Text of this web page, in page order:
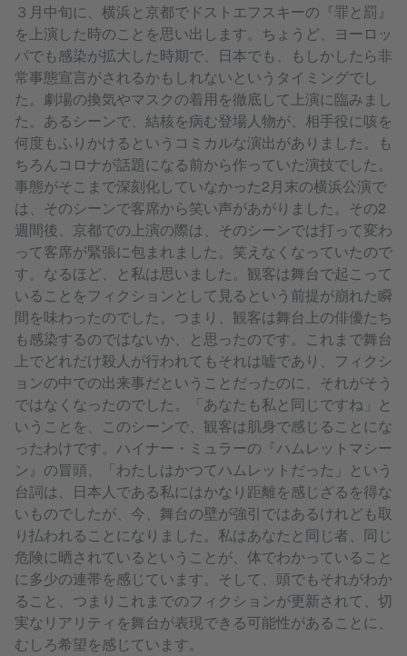
３月中旬に、横浜と京都でドストエフスキーの『罪と罰』
を上演した時のことを思い出します。ちょうど、ヨーロッ
パでも感染が拡大した時期で、日本でも、もしかしたら非
常事態宣言がされるかもしれないというタイミングでし
た。劇場の換気やマスクの着用を徹底して上演に臨みまし
た。あるシーンで、結核を病む登場人物が、相手役に咳を
何度もふりかけるというコミカルな演出がありました。も
ちろんコロナが話題になる前から作っていた演技でした。
事態がそこまで深刻化していなかった2月末の横浜公演で
は、そのシーンで客席から笑い声があがりました。その2
週間後、京都での上演の際は、そのシーンでは打って変わ
って客席が緊張に包まれました。笑えなくなっていたので
す。なるほど、と私は思いました。観客は舞台で起こって
いることをフィクションとして見るという前提が崩れた瞬
間を味わったのでした。つまり、観客は舞台上の俳優たち
も感染するのではないか、と思ったのです。これまで舞台
上でどれだけ殺人が行われてもそれは嘘であり、フィクシ
ョンの中での出来事だということだったのに、それがそう
ではなくなったのでした。「あなたも私と同じですね」と
いうことを、このシーンで、観客は肌身で感じることにな
ったわけです。ハイナー・ミュラーの『ハムレットマシー
ン』の冒頭、「わたしはかつてハムレットだった」という
台詞は、日本人である私にはかなり距離を感じざるを得な
いものでしたが、今、舞台の壁が強引ではあるけれども取
り払われることになりました。私はあなたと同じ者、同じ
危険に晒されているということが、体でわかっていること
に多少の連帯を感じています。そして、頭でもそれがわか
ること、つまりこれまでのフィクションが更新されて、切
実なリアリティを舞台が表現できる可能性があることに、
むしろ希望を感じています。